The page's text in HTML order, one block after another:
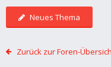
Neues Thema
Zurück zur Foren-